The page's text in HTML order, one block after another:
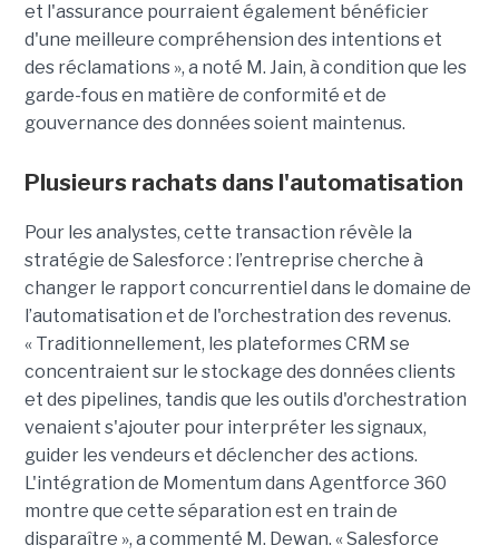
et l'assurance pourraient également bénéficier
d'une meilleure compréhension des intentions et
des réclamations », a noté M. Jain, à condition que les
garde-fous en matière de conformité et de
gouvernance des données soient maintenus.
Plusieurs rachats dans l'automatisation
Pour les analystes, cette transaction révèle la
stratégie de Salesforce : l’entreprise cherche à
changer le rapport concurrentiel dans le domaine de
l’automatisation et de l'orchestration des revenus.
« Traditionnellement, les plateformes CRM se
concentraient sur le stockage des données clients
et des pipelines, tandis que les outils d'orchestration
venaient s'ajouter pour interpréter les signaux,
guider les vendeurs et déclencher des actions.
L'intégration de Momentum dans Agentforce 360
montre que cette séparation est en train de
disparaître », a commenté M. Dewan. « Salesforce